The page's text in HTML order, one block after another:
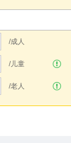
/成人
/儿童
/老人